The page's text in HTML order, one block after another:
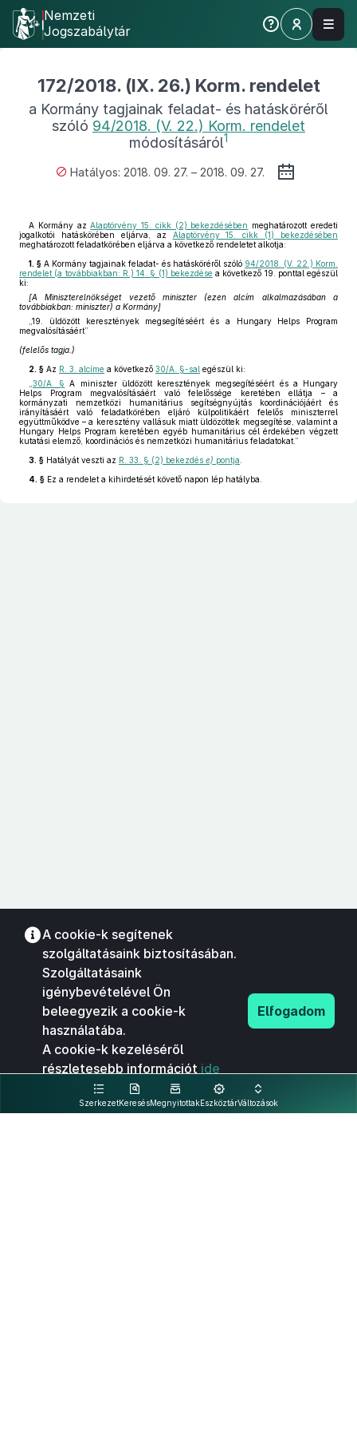
Nemzeti
Jogszabálytár
172/2018. (IX. 26.) Korm. rendelet
a Kormány tagjainak feladat- és hatásköréről
szóló 94/2018. (V. 22.) Korm. rendelet
módosításáról1
Hatályos: 2018. 09. 27. – 2018. 09. 27.
A Kormány azAlaptörvény 15. cikk (2) bekezdésében meghatározott eredeti
jogalkotói hatáskörében eljárva, az Alaptörvény 15. cikk (1) bekezdésében
meghatározott feladatkörében eljárva a következő rendeletet alkotja:
1. § A Kormány tagjainak feladat- és hatásköréről szóló 94/2018. (V. 22.) Korm.
rendelet (a továbbiakban: R.) 14. § (1) bekezdése a következő 19. ponttal egészül
ki:
[A Miniszterelnökséget vezető miniszter (ezen alcím alkalmazásában a
továbbiakban: miniszter) a Kormány]
„19. üldözött keresztények megsegítéséért és a Hungary Helps Program
megvalósításáért”
(felelős tagja.)
2. § Az R. 3. alcíme a következő 30/A. §-sal egészül ki:
30/A. § A miniszter üldözött keresztények megsegítéséért és a Hungary
Helps Program megvalósításáért való felelőssége keretében ellátja – a
kormányzati nemzetközi humanitárius segítségnyújtás koordinációjáért és
irányításáért való feladatkörében eljáró külpolitikáért felelős miniszterrel
együttműködve – a keresztény vallásuk miatt üldözöttek megsegítése, valamint a
Hungary Helps Program keretében egyéb humanitárius cél érdekében végzett
kutatási elemző, koordinációs és nemzetközi humanitárius feladatokat.”
3. § Hatályát veszti az R. 33. § (2) bekezdés e) pontja
4. § Ez a rendelet a kihirdetését követő napon lép hatályba.
SzerkezetKeresésMegnyitottakEszköztárVáltozások
A cookie-k segítenek
szolgáltatásaink biztosításában.
Szolgáltatásaink
igénybevételével Ön
beleegyezik a cookie-k
használatába.
A cookie-k kezeléséről
részletesebb információt ide
kattintva olvashat.
Elfogadom